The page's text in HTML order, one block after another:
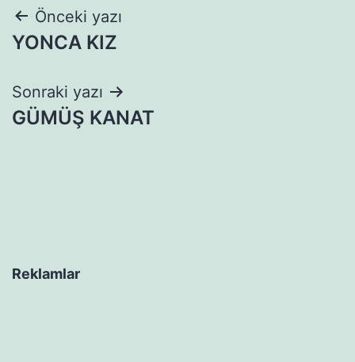
Yazı
gezinmesi
Önceki yazı
YONCA KIZ
Sonraki yazı
GÜMÜŞ KANAT
Reklamlar